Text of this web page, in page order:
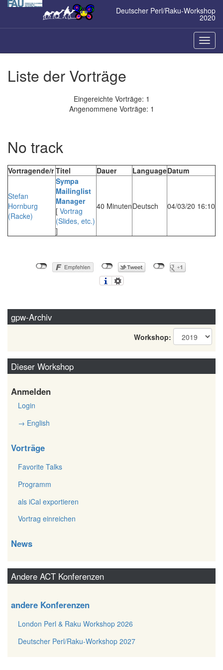
Zum
Deutscher Perl/Raku-Workshop
2020
ein-/
Liste der Vorträge
Eingereichte Vorträge: 1
Angenommene Vorträge: 1
No track
Vortragende/r Titel Dauer LanguageDatum
Stefan
Hornburg
(‎Racke‎)
‎Sympa
Mailinglist
Manager‎
[ Vortrag
(Slides, etc.)
]
40 MinutenDeutsch 04/03/20 16:10
gpw-Archiv
Workshop:
Dieser Workshop
Anmelden
Login
→ English
Vorträge
Favorite Talks
Programm
als iCal exportieren
Vortrag einreichen
News
Andere ACT Konferenzen
andere Konferenzen
London Perl & Raku Workshop 2026
Deutscher Perl/Raku-Workshop 2027